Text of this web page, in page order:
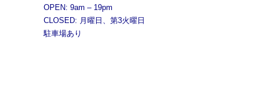
OPEN: 9am – 19pm
CLOSED: 月曜日、第3火曜日
駐車場あり